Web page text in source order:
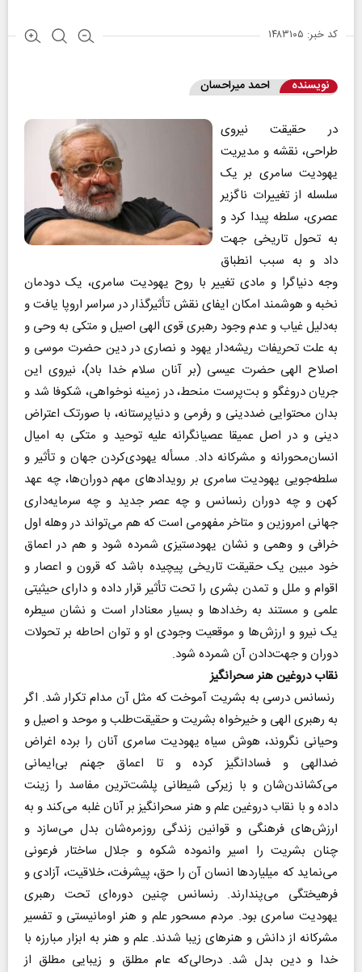
کد خبر: ۱۴۸۳۱۰۵
نویسنده احمد میراحسان
در حقیقت نیروی
طراحی، نقشه و مدیریت
یهودیت سامری بر یک‌
سلسله از تغییرات ناگزیر
عصری، سلطه پیدا کرد و
به تحول تاریخی جهت
داد و به سبب انطباق
وجه دنیاگرا و مادی تغییر با روح یهودیت سامری، یک دودمان
نخبه و هوشمند امکان ایفای نقش تأثیرگذار در سراسر اروپا یافت و
به‌دلیل غیاب و عدم وجود رهبری قوی الهی اصیل و متکی به وحی و
به علت تحریفات ریشه‌دار یهود و نصاری در دین حضرت موسی و
اصلاح الهی حضرت عیسی (‌بر آنان سلام خدا باد)، نیروی این
جریان دروغگو و بت‌پرست منحط، در زمینه نوخواهی، شکوفا شد و
بدان محتوایی ضددینی و رفرمی و دنیاپرستانه، با صورتک اعتراض
دینی و در اصل عمیقا عصیانگرانه علیه توحید و متکی به امیال
انسان‌محورانه و مشرکانه داد. مسأله یهودی‌کردن جهان و تأثیر و
سلطه‌جویی یهودیت سامری بر رویدادهای مهم دوران‌ها، چه عهد
کهن و چه دوران رنسانس و چه عصر جدید و چه سرمایه‌داری
جهانی امروزین و متاخر مفهومی است که هم می‌تواند در وهله اول
خرافی و وهمی و نشان یهودستیزی شمرده شود و هم در اعماق
خود مبین یک حقیقت تاریخی پیچیده باشد که قرون و اعصار و
اقوام و ملل و تمدن بشری را تحت تأثیر قرار داده و دارای حیثیتی
علمی و مستند به رخدادها و بسیار معنادار است و نشان سیطره
یک نیرو و ارزش‌ها و موقعیت وجودی او و توان احاطه بر تحولات
دوران و جهت‌دادن آن شمرده شود.
نقاب دروغین هنر سحرانگیز
رنسانس درسی به بشریت آموخت که مثل آن مدام تکرار شد. اگر
به رهبری الهی و خیرخواه بشریت و حقیقت‌طلب و موحد و اصیل و
وحیانی نگروند، هوش سیاه یهودیت سامری آنان را برده اغراض
ضدالهی و فسادانگیز کرده و تا اعماق جهنم بی‌ایمانی
می‌کشاندن‌شان و با زیرکی شیطانی پلشت‌ترین مفاسد را زینت
داده و با نقاب دروغین علم و هنر سحرانگیز بر آنان غلبه می‌کند و به
ارزش‌های فرهنگی و قوانین زندگی روزمره‌شان بدل می‌سازد و
چنان بشریت را اسیر وانموده شکوه و جلال ساختار فرعونی
می‌نماید که میلیاردها انسان آن را حق، پیشرفت، خلاقیت، آزادی و
فرهیختگی می‌پندارند. رنسانس چنین دوره‌ای تحت رهبری
یهودیت سامری بود. مردم مسحور علم و هنر اومانیستی و تفسیر
مشرکانه از دانش و هنرهای زیبا شدند. علم و هنر به ابزار مبارزه با
خدا و دین بدل شد. در‌حالی‌که عام مطلق و زیبایی مطلق از